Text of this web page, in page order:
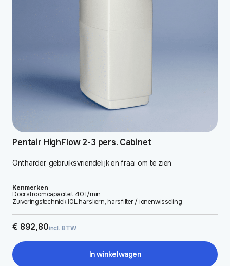
Pentair HighFlow 2-3 pers. Cabinet
Ontharder, gebruiksvriendelijk en fraai om te zien
Kenmerken
Doorstroomcapaciteit 40 l/min.
Zuiveringstechniek 10L harskern, harsfilter / ionenwisseling
€892,80incl. BTW
In winkelwagen